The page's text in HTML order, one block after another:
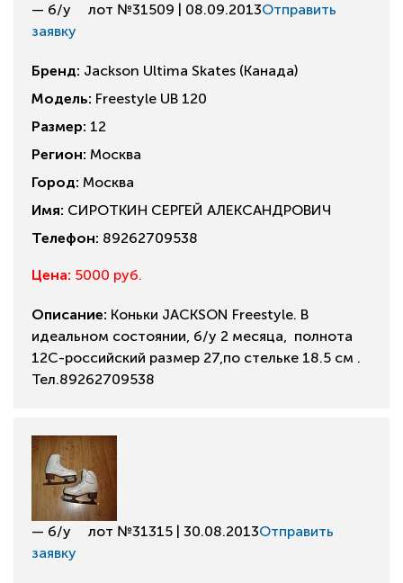
— б/у лот №31509 | 08.09.2013Отправить
заявку
Бренд: Jackson Ultima Skates (Канада)
Модель: Freestyle UB 120
Размер: 12
Регион: Москва
Город: Москва
Имя: СИРОТКИН СЕРГЕЙ АЛЕКСАНДРОВИЧ
Телефон: 89262709538
Цена: 5000 руб.
Описание: Коньки JACKSON Freestyle. В
идеальном состоянии, б/у 2 месяца, полнота
12C-российский размер 27,по стельке 18.5 см .
Тел.89262709538
— б/у лот №31315 | 30.08.2013Отправить
заявку